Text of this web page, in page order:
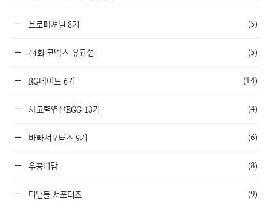
브로페셔널 8기 (5)
44회 코엑스 유교전 (5)
RG메이트 6기 (14)
사고력연산EGG 13기 (4)
바빠서포터즈 9기 (6)
우공비맘 (8)
디딤돌 서포터즈 (9)